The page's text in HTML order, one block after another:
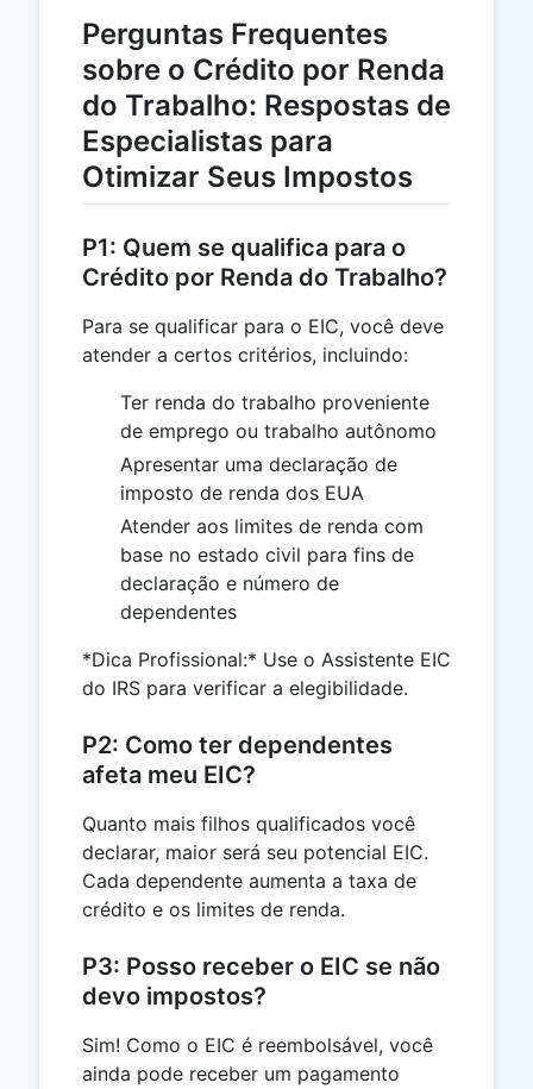
Perguntas Frequentes
sobre o Crédito por Renda
do Trabalho: Respostas de
Especialistas para
Otimizar Seus Impostos
P1: Quem se qualifica para o
Crédito por Renda do Trabalho?
Para se qualificar para o EIC, você deve
atender a certos critérios, incluindo:
Ter renda do trabalho proveniente
de emprego ou trabalho autônomo
Apresentar uma declaração de
imposto de renda dos EUA
Atender aos limites de renda com
base no estado civil para fins de
declaração e número de
dependentes
*Dica Profissional:* Use o Assistente EIC
do IRS para verificar a elegibilidade.
P2: Como ter dependentes
afeta meu EIC?
Quanto mais filhos qualificados você
declarar, maior será seu potencial EIC.
Cada dependente aumenta a taxa de
crédito e os limites de renda.
P3: Posso receber o EIC se não
devo impostos?
Sim! Como o EIC é reembolsável, você
ainda pode receber um pagamento